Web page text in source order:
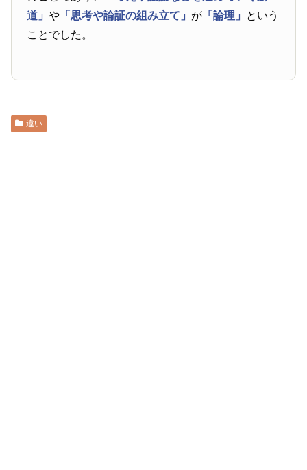
道」や 「思考や論証の組み立て」 が 「論理」 という
ことでした。
違い